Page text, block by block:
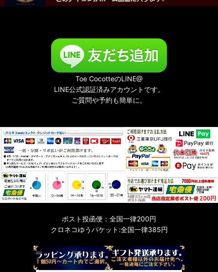
Toe CocotteのLINE@
LINE公式認証済みアカウントです。
ご質問や予約も簡単に。
ポスト投函便：全国一律200円
クロネコゆうパケット:全国一律385円